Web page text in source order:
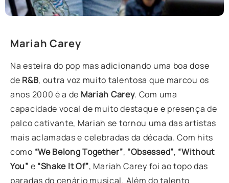
Mariah Carey
Na esteira do pop mas adicionando uma boa dose
de R&B, outra voz muito talentosa que marcou os
anos 2000 é a de Mariah Carey. Com uma
capacidade vocal de muito destaque e presença de
palco cativante, Mariah se tornou uma das artistas
mais aclamadas e celebradas da década. Com hits
como “We Belong Together”, “Obsessed”, “Without
You” e “Shake It Of”, Mariah Carey foi ao topo das
paradas do cenário musical. Além do talento